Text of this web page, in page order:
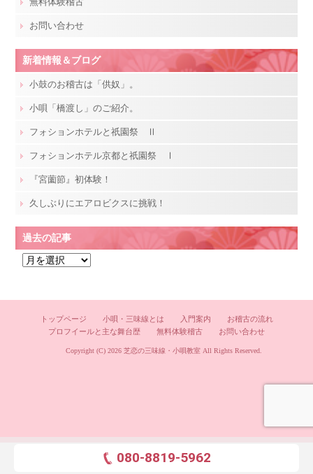
お問い合わせ
新着情報＆ブログ
小鼓のお稽古は「供奴」。
小唄「橋渡し」のご紹介。
フォションホテルと祇園祭 Ⅱ
フォションホテル京都と祇園祭 Ⅰ
『宮薗節』初体験！
久しぶりにエアロビクスに挑戦！
過去の記事
トップページ 小唄・三味線とは 入門案内
お稽古の流れ
プロフイールと主な舞台歴
無料体験稽古 お問い合わせ
Copyright (C) 2026 芝恋の三味線・小唄教室All Rights Reserved.
080-8819-5962